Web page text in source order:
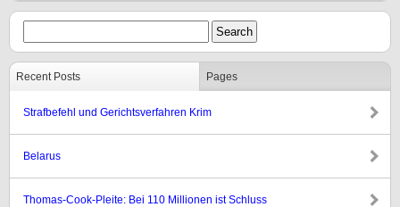
Recent Posts Pages
Strafbefehl und Gerichtsverfahren Krim
Belarus
Thomas-Cook-Pleite: Bei 110 Millionen ist Schluss